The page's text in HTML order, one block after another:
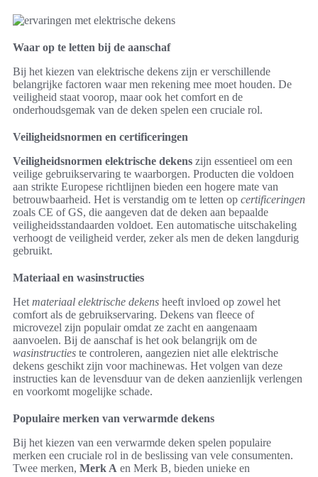
Waar op te letten bij de aanschaf
Bij het kiezen van elektrische dekens zijn er verschillende
belangrijke factoren waar men rekening mee moet houden. De
veiligheid staat voorop, maar ook het comfort en de
onderhoudsgemak van de deken spelen een cruciale rol.
Veiligheidsnormen en certificeringen
Veiligheidsnormen elektrische dekens zijn essentieel om een
veilige gebruikservaring te waarborgen. Producten die voldoen
aan strikte Europese richtlijnen bieden een hogere mate van
betrouwbaarheid. Het is verstandig om te letten op certificeringen
zoals CE of GS, die aangeven dat de deken aan bepaalde
veiligheidsstandaarden voldoet. Een automatische uitschakeling
verhoogt de veiligheid verder, zeker als men de deken langdurig
gebruikt.
Materiaal en wasinstructies
Het materiaal elektrische dekens heeft invloed op zowel het
comfort als de gebruikservaring. Dekens van fleece of
microvezel zijn populair omdat ze zacht en aangenaam
aanvoelen. Bij de aanschaf is het ook belangrijk om de
wasinstructies te controleren, aangezien niet alle elektrische
dekens geschikt zijn voor machinewas. Het volgen van deze
instructies kan de levensduur van de deken aanzienlijk verlengen
en voorkomt mogelijke schade.
Populaire merken van verwarmde dekens
Bij het kiezen van een verwarmde deken spelen populaire
merken een cruciale rol in de beslissing van vele consumenten.
Twee merken, Merk A en Merk B, bieden unieke en